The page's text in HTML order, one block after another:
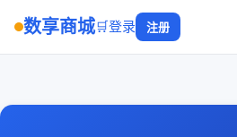
数享商城🛒登录 注册